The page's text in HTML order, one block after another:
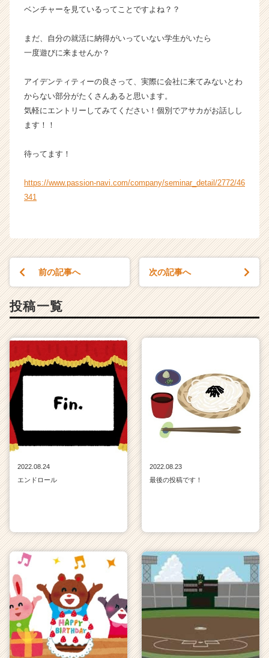
ベンチャーを見ているってことですよね？？
まだ、自分の就活に納得がいっていない学生がいたら
一度遊びに来ませんか？
アイデンティティーの良さって、実際に会社に来てみないとわ
からない部分がたくさんあると思います。
気軽にエントリーしてみてください！個別でアサカがお話しし
ます！！
待ってます！
https://www.passion-navi.com/company/seminar_detail/2772/46
341
前の記事へ 次の記事へ
投稿一覧
2022.08.24
エンドロール
2022.08.23
最後の投稿です！